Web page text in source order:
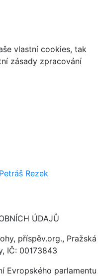
vlastní cookies, tak
zásady zpracování
Petráš Rezek
ÚDAJŮ
příspěv.org., Pražská
IČ: 00173843
Evropského parlamentu